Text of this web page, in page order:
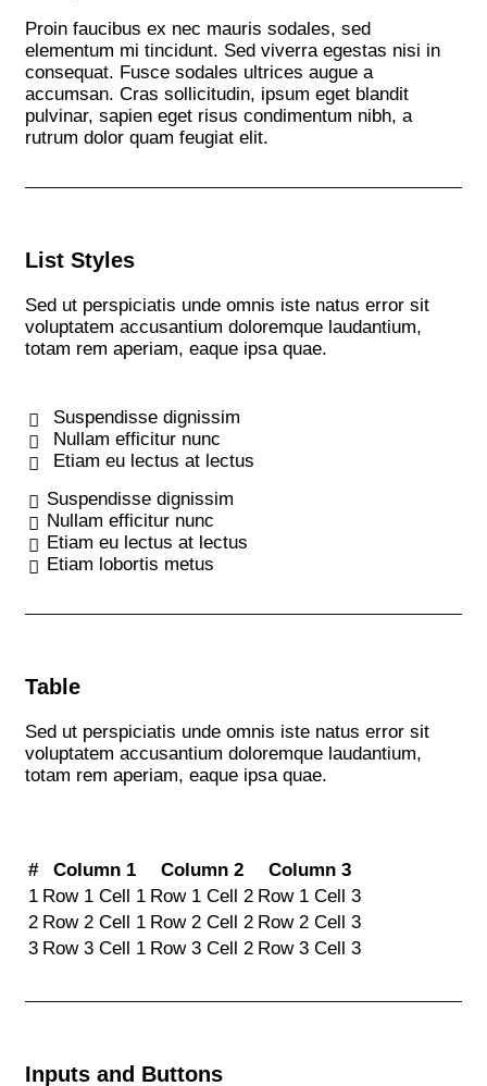
Proin faucibus ex nec mauris sodales, sed
elementum mi tincidunt. Sed viverra egestas nisi in
consequat. Fusce sodales ultrices augue a
accumsan. Cras sollicitudin, ipsum eget blandit
pulvinar, sapien eget risus condimentum nibh, a
rutrum dolor quam feugiat elit.
List Styles
Sed ut perspiciatis unde omnis iste natus error sit
voluptatem accusantium doloremque laudantium,
totam rem aperiam, eaque ipsa quae.
Suspendisse dignissim
Nullam efficitur nunc
Etiam eu lectus at lectus
Suspendisse dignissim
Nullam efficitur nunc
Etiam eu lectus at lectus
Etiam lobortis metus
Table
Sed ut perspiciatis unde omnis iste natus error sit
voluptatem accusantium doloremque laudantium,
totam rem aperiam, eaque ipsa quae.
# Column 1 Column 2
Column 3
1 Row 1 Cell 1 Row 1 Cell 2 Row 1 Cell 3
2 Row 2 Cell 1 Row 2 Cell 2 Row 2 Cell 3
3 Row 3 Cell 1 Row 3 Cell 2 Row 3 Cell 3
Inputs and Buttons